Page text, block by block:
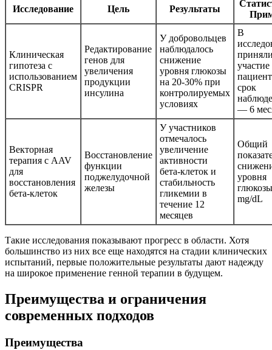
Исследование Цель Результаты
Клиническая
гипотеза с
использованием
CRISPR
Редактирование
генов для
увеличения
продукции
инсулина
У добровольцев
наблюдалось
снижение
уровня глюкозы
на 20-30% при
контролируемых
условиях
В
участие
срок
— 6
Векторная
терапия с AAV
для
восстановления
бета-клеток
Восстановление
функции
поджелудочной
железы
У участников
отмечалось
увеличение
активности
бета-клеток и
стабильность
гликемии в
течение 12
месяцев
Общий
уровня
mg/dL
Такие исследования показывают прогресс в области. Хотя
большинство из них все еще находятся на стадии клинических
испытаний, первые положительные результаты дают надежду
на широкое применение генной терапии в будущем.
Преимущества и ограничения
современных подходов
Преимущества